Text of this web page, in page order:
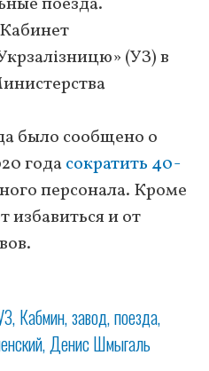
(УЗ) в
было сообщено о
годасократить 40-
персонала. Кроме
избавиться и от
Кабмин завод поезда
Денис Шмыгаль